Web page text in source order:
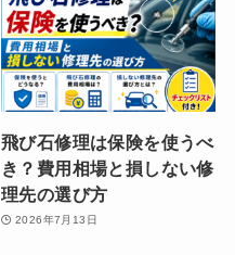
飛び石修理は保険を使うべ
き？費用相場と損しない修
理先の選び方
2026年7月13日